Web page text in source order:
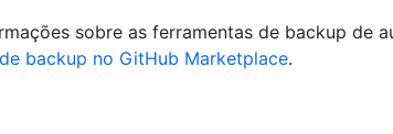
sobre as ferramentas de backup de
backup no GitHub Marketplace.